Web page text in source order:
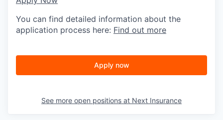
You can find detailed information about the
application process here: Find out more
Apply now
See more open positions at Next Insurance